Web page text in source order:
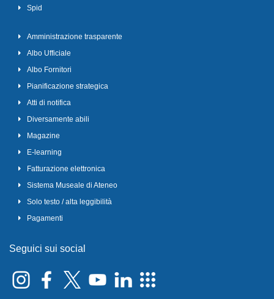
Spid
Amministrazione trasparente
Albo Ufficiale
Albo Fornitori
Pianificazione strategica
Atti di notifica
Diversamente abili
Magazine
E-learning
Fatturazione elettronica
Sistema Museale di Ateneo
Solo testo / alta leggibilità
Pagamenti
Seguici sui social